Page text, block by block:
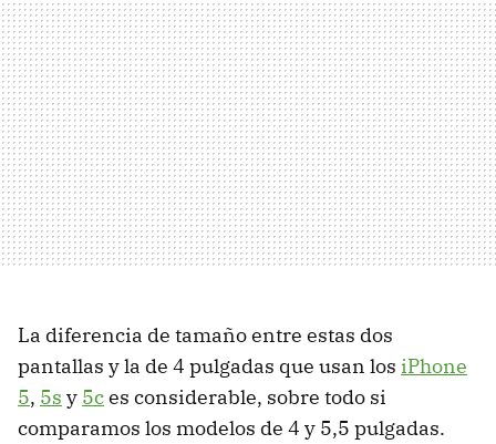
La diferencia de tamaño entre estas dos
pantallas y la de 4 pulgadas que usan los iPhone
5, 5s y 5ces considerable, sobre todo si
comparamos los modelos de 4 y 5,5 pulgadas.